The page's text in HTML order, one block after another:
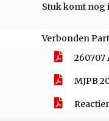
Stuk komt nog
Verbonden
260707
MJPB